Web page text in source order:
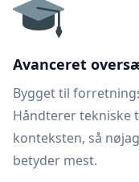
Avanceret
Bygget til
Håndterer
konteksten, så
betyder mest.